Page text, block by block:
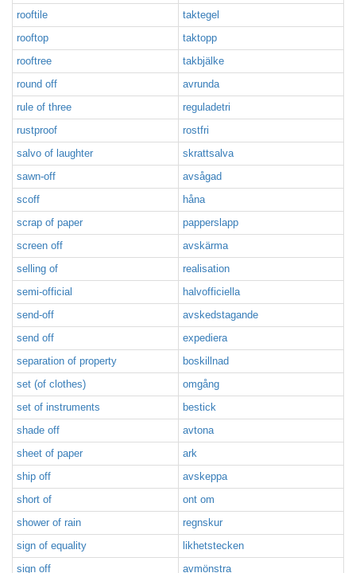
rooftile
taktegel
rooftop
taktopp
rooftree
takbjälke
round off
avrunda
rule of three
reguladetri
rustproof
rostfri
salvo of laughter
skrattsalva
sawn-off
avsågad
scoff
håna
scrap of paper
papperslapp
screen off
avskärma
selling of
realisation
semi-official
halvofficiella
send-off
avskedstagande
send off
expediera
separation of property
boskillnad
set (of clothes)
omgång
set of instruments
bestick
shade off
avtona
sheet of paper
ark
ship off
avskeppa
short of
ont om
shower of rain
regnskur
sign of equality
likhetstecken
sign off
avmönstra